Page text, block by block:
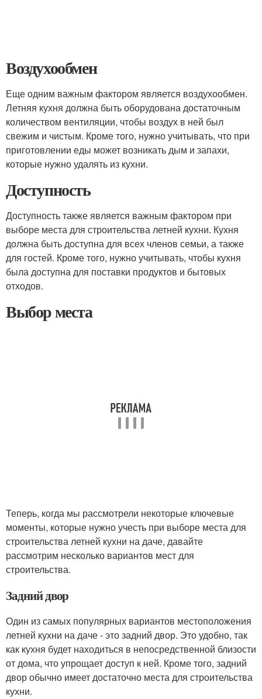
Воздухообмен
Еще одним важным фактором является воздухообмен.
Летняя кухня должна быть оборудована достаточным
количеством вентиляции, чтобы воздух в ней был
свежим и чистым. Кроме того, нужно учитывать, что при
приготовлении еды может возникать дым и запахи,
которые нужно удалять из кухни.
Доступность
Доступность также является важным фактором при
выборе места для строительства летней кухни. Кухня
должна быть доступна для всех членов семьи, а также
для гостей. Кроме того, нужно учитывать, чтобы кухня
была доступна для поставки продуктов и бытовых
отходов.
Выбор места
Теперь, когда мы рассмотрели некоторые ключевые
моменты, которые нужно учесть при выборе места для
строительства летней кухни на даче, давайте
рассмотрим несколько вариантов мест для
строительства.
Задний двор
Один из самых популярных вариантов местоположения
летней кухни на даче - это задний двор. Это удобно, так
как кухня будет находиться в непосредственной близости
от дома, что упрощает доступ к ней. Кроме того, задний
двор обычно имеет достаточно места для строительства
кухни.